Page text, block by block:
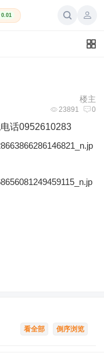
楼主
23891 0
话0952610283
倒序浏览
看全部